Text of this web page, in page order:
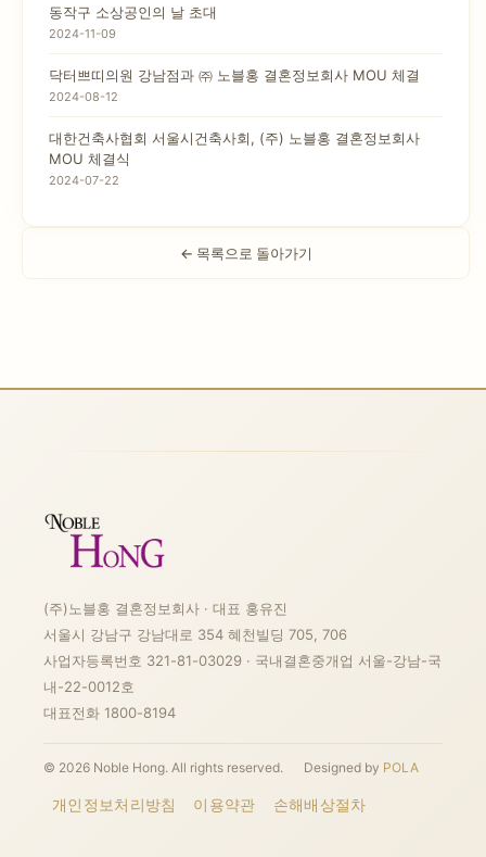
동작구 소상공인의 날 초대
2024-11-09
닥터쁘띠의원 강남점과 ㈜ 노블홍 결혼정보회사 MOU 체결
2024-08-12
대한건축사협회 서울시건축사회, (주) 노블홍 결혼정보회사
MOU 체결식
2024-07-22
← 목록으로 돌아가기
(주)노블홍 결혼정보회사 · 대표 홍유진
서울시 강남구 강남대로 354 혜천빌딩 705, 706
사업자등록번호 321-81-03029 · 국내결혼중개업 서울-강남-국
내-22-0012호
대표전화 1800-8194
© 2026 Noble Hong. All rights reserved. Designed by POLA
개인정보처리방침 이용약관 손해배상절차